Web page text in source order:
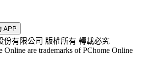
APP
份有限公司 版權所有 轉載必究
Online are trademarks of PChome Online